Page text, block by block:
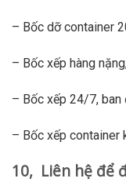
– Bốc dỡ container
– Bốc xếp hàng
– Bốc xếp 24/7, ban
– Bốc xếp container
10, Liên hệ để